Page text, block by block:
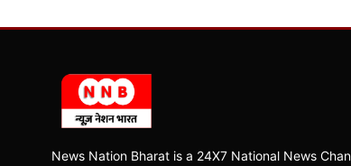
News Nation Bharat is a 24X7 National News